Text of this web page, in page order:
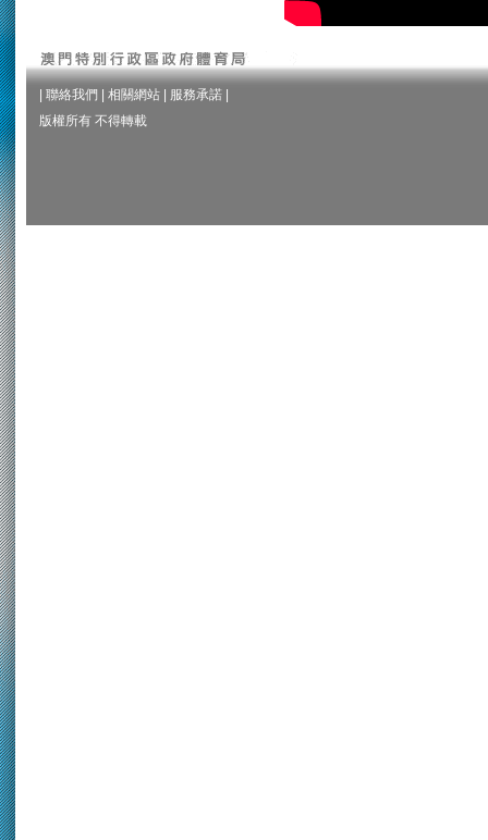
聯絡我們 相關網站 服務承諾
版權所有 不得轉載